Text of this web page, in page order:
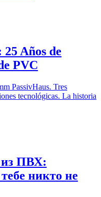
Años de
PVC
PassivHaus. Tres
tecnológicas. La historia
из ПВХ:
никто не